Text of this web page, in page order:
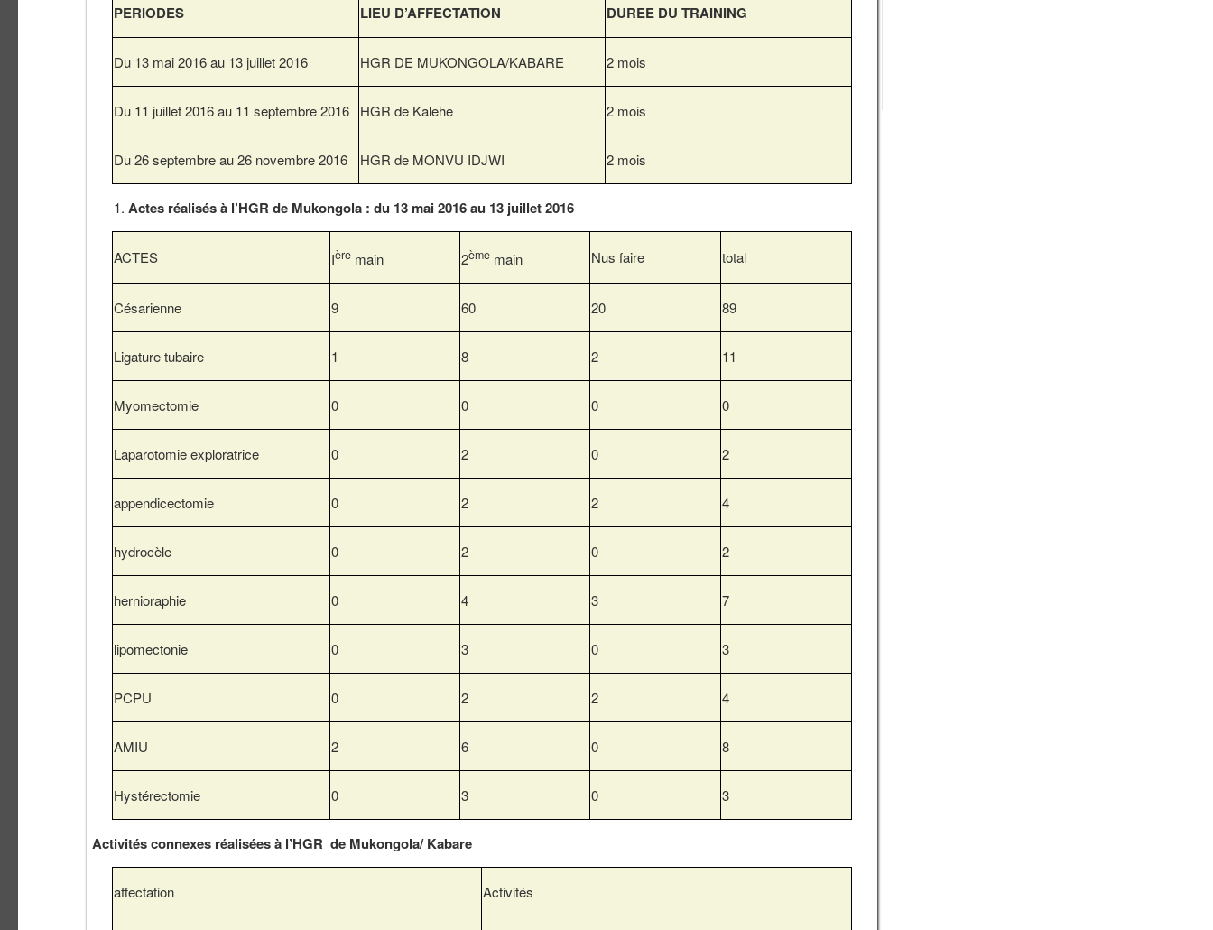
PERIODES LIEU D’AFFECTATION DUREE DU TRAINING
Du 13 mai 2016 au 13 juillet 2016 HGR DE MUKONGOLA/KABARE 2 mois
Du 11 juillet 2016 au 11 septembre 2016 HGR de Kalehe 2 mois
Du 26 septembre au 26 novembre 2016 HGR de MONVU IDJWI 2 mois
Actes réalisés à l’HGR de Mukongola : du 13 mai 2016 au 13 juillet 2016
ACTES Ière main 2ème main Nus faire total
Césarienne 9 60 20 89
Ligature tubaire 1 8 2 11
Myomectomie 0 0 0 0
Laparotomie exploratrice 0 2 0 2
appendicectomie 0 2 2 4
hydrocèle 0 2 0 2
hernioraphie 0 4 3 7
lipomectonie 0 3 0 3
PCPU 0 2 2 4
AMIU 2 6 0 8
Hystérectomie 0 3 0 3
Activités connexes réalisées à l’HGR de Mukongola/ Kabare
affectation Activités